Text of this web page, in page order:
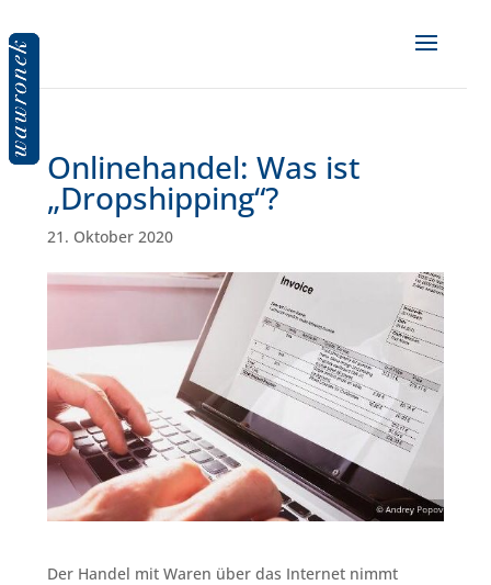
Onlinehandel: Was ist
„Dropshipping“?
21. Oktober 2020
Der Handel mit Waren über das Internet nimmt